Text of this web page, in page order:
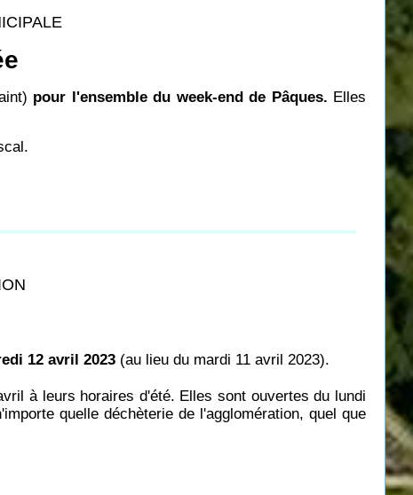
pour l'ensemble du week-end de Pâques. Elles
12 avril 2023 (au lieu du mardi 11 avril 2023).
à leurs horaires d'été. Elles sont ouvertes du lundi
quelle déchèterie de l'agglomération, quel que